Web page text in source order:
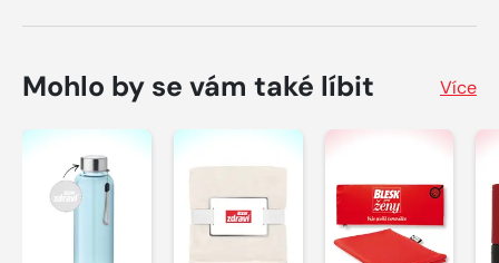
Mohlo by se vám také líbit Více